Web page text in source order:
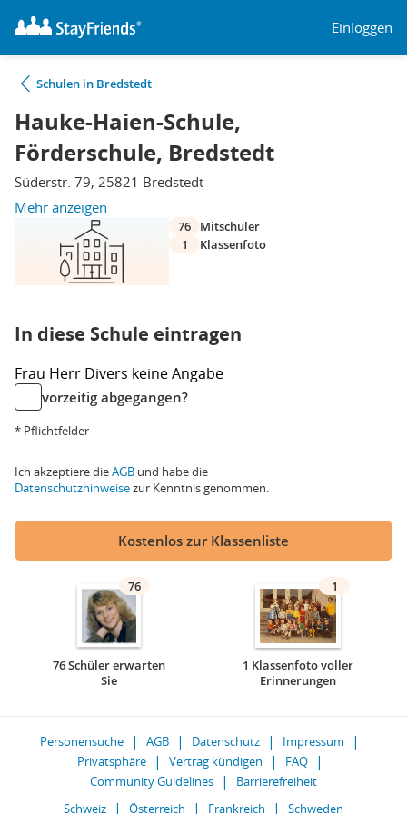
Einloggen
Schulen in Bredstedt
Hauke-Haien-Schule,
Förderschule, Bredstedt
Süderstr. 79, 25821 Bredstedt
Mehr anzeigen
76
Mitschüler
1
Klassenfoto
In diese Schule eintragen
Frau Herr Divers keine Angabe
vorzeitig abgegangen?
* Pflichtfelder
Ich akzeptiere dieAGB und habe die
Datenschutzhinweisezur Kenntnis genommen.
Kostenlos zur Klassenliste
76
76 Schüler erwarten
Sie
1
1 Klassenfoto voller
Erinnerungen
Personensuche AGB Datenschutz
Impressum
Privatsphäre
Vertrag kündigen
FAQ
Community Guidelines
Barrierefreiheit
Schweiz
Österreich Frankreich Schweden